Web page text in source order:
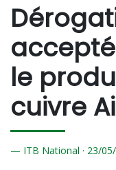
le
cuivre
ITB National · 23/